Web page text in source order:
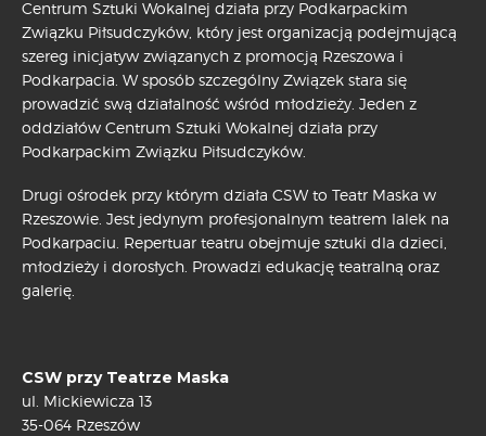
Centrum Sztuki Wokalnej działa przy Podkarpackim
Związku Piłsudczyków, który jest organizacją podejmującą
szereg inicjatyw związanych z promocją Rzeszowa i
Podkarpacia. W sposób szczególny Związek stara się
prowadzić swą działalność wśród młodzieży. Jeden z
oddziałów Centrum Sztuki Wokalnej działa przy
Podkarpackim Związku Piłsudczyków.
Drugi ośrodek przy którym działa CSW to Teatr Maska w
Rzeszowie. Jest jedynym profesjonalnym teatrem lalek na
Podkarpaciu. Repertuar teatru obejmuje sztuki dla dzieci,
młodzieży i dorosłych. Prowadzi edukację teatralną oraz
galerię.
CSW przy Teatrze Maska
ul. Mickiewicza 13
35-064 Rzeszów